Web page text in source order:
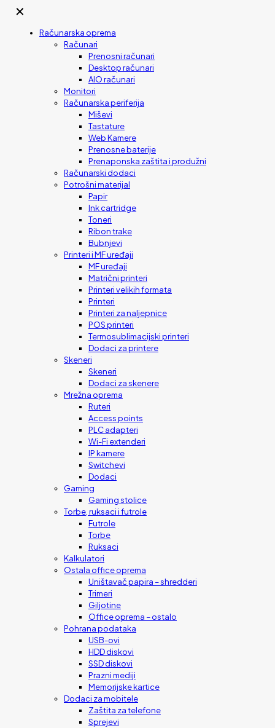
✕
Računarska oprema
Računari
Prenosni računari
Desktop računari
AIO računari
Monitori
Računarska periferija
Miševi
Tastature
Web Kamere
Prenosne baterije
Prenaponska zaštita i produžni
Računarski dodaci
Potrošni materijal
Papir
Ink cartridge
Toneri
Ribon trake
Bubnjevi
Printeri i MF uređaji
MF uređaji
Matrični printeri
Printeri velikih formata
Printeri
Printeri za naljepnice
POS printeri
Termosublimacijski printeri
Dodaci za printere
Skeneri
Skeneri
Dodaci za skenere
Mrežna oprema
Ruteri
Access points
PLC adapteri
Wi-Fi extenderi
IP kamere
Switchevi
Dodaci
Gaming
Gaming stolice
Torbe, ruksaci i futrole
Futrole
Torbe
Ruksaci
Kalkulatori
Ostala office oprema
Uništavač papira – shredderi
Trimeri
Giljotine
Office oprema – ostalo
Pohrana podataka
USB-ovi
HDD diskovi
SSD diskovi
Prazni mediji
Memorijske kartice
Dodaci za mobitele
Zaštita za telefone
Sprejevi